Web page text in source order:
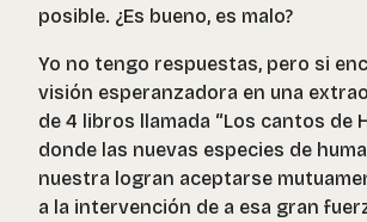
posible. ¿Es bueno, es malo?
Yo no tengo respuestas, pero si
visión esperanzadora en una
de 4 libros llamada “Los cantos de
donde las nuevas especies de
nuestra logran aceptarse
a la intervención de a esa gran